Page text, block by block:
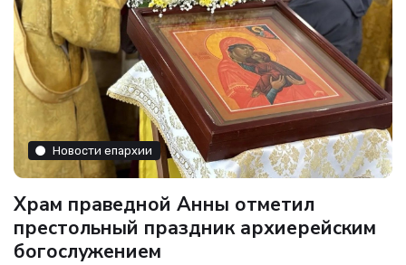
Новости епархии
Храм праведной Анны отметил
престольный праздник архиерейским
богослужением